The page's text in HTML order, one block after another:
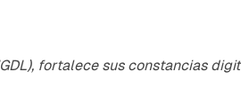
fortalece sus constancias